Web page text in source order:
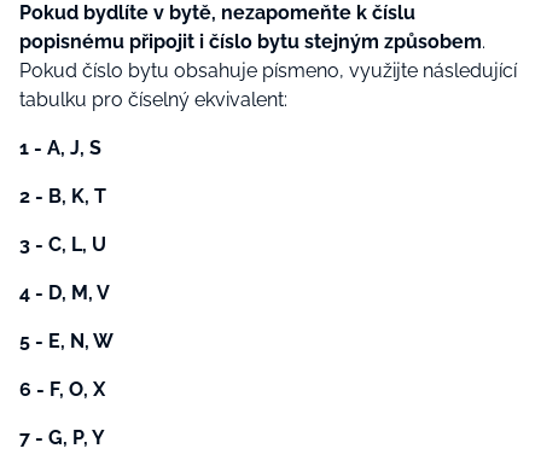
Pokud bydlíte v bytě, nezapomeňte k číslu
popisnému připojit i číslo bytu stejným způsobem.
Pokud číslo bytu obsahuje písmeno, využijte následující
tabulku pro číselný ekvivalent:
1 - A, J, S
2 - B, K, T
3 - C, L, U
4 - D, M, V
5 - E, N, W
6 - F, O, X
7 - G, P, Y